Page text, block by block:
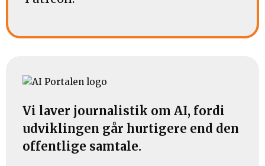
Vi laver journalistik om AI, fordi
udviklingen går hurtigere end den
offentlige samtale.